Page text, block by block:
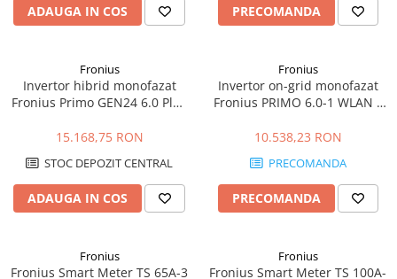
ADAUGA IN COS PRECOMANDA
Fronius
Invertor hibrid monofazat
Fronius Primo GEN24 6.0 Plus
15.168,75 RON
STOC DEPOZIT CENTRAL
ADAUGA IN COS
Fronius
Invertor on-grid monofazat
Fronius PRIMO 6.0-1 WLAN –
97.8%
10.538,23 RON
PRECOMANDA
PRECOMANDA
Fronius
Fronius Smart Meter TS 65A-3
Fronius
Fronius Smart Meter TS 100A-